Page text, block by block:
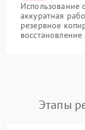
Использование
аккуратная
резервное
Этапы